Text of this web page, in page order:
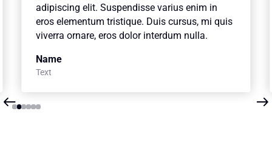
adipiscing elit. Suspendisse varius enim in
eros elementum tristique. Duis cursus, mi quis
viverra ornare, eros dolor interdum nulla.
Name
Text
Slide 2 of 6.